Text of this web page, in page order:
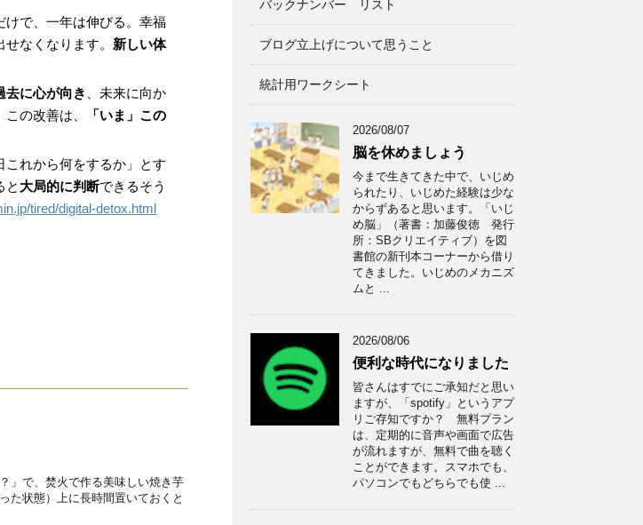
けで、一年は伸びる。幸福
なくなります。 新しい体
去に心が向き
、未来に向か
の改善は、
「いま」この
これから何をするか」とす
と 大局的に判断できるそう
tired/digital-detox.html
」で、焚火で作る美味しい焼き芋
た状態）上に長時間置いておくと
リバックナンバー リスト
ブログ立上げについて思うこと
統計用ワークシート
2026/08/07
脳を休めましょう
今まで生きてきた中で、いじめ
られたり、いじめた経験は少な
からずあると思います。「いじ
め脳」（著書：加藤俊徳 発行
所：SBクリエイティブ）を図
書館の新刊本コーナーから借り
てきました。いじめのメカニズ
ムと ...
2026/08/06
便利な時代になりました
皆さんはすでにご承知だと思い
ますが、「spotify」というアプ
リご存知ですか？ 無料プラン
は、定期的に音声や画面で広告
が流れますが、無料で曲を聴く
ことができます。スマホでも、
パソコンでもどちらでも使 ...